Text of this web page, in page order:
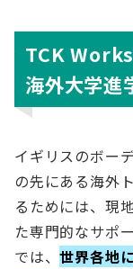
TCK
海外大学進
イギリスのボー
の先にある海外
るためには、現
た専門的なサポ
では、世界各地